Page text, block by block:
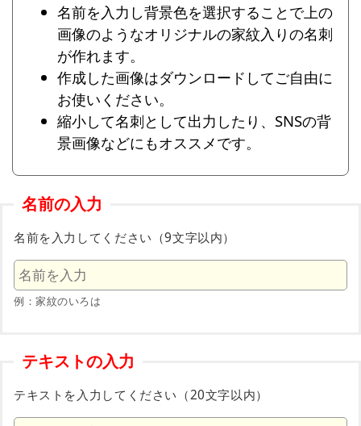
名前を入力し背景色を選択することで上の
画像のようなオリジナルの家紋入りの名刺
が作れます。
作成した画像はダウンロードしてご自由に
お使いください。
縮小して名刺として出力したり、SNSの背
景画像などにもオススメです。
名前の入力
名前を入力してください（9文字以内）
例：家紋のいろは
テキストの入力
テキストを入力してください（20文字以内）